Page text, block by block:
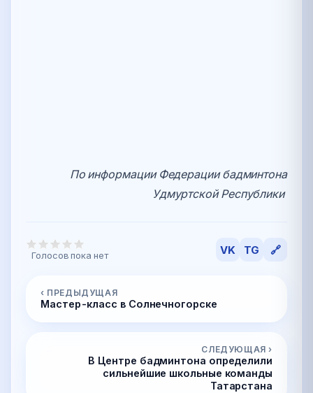
По информации Федерации бадминтона
Удмуртской Республики
Голосов пока нет VK TG 🔗
‹ ПРЕДЫДУЩАЯ
Мастер-класс в Солнечногорске
СЛЕДУЮЩАЯ ›
В Центре бадминтона определили
сильнейшие школьные команды
Татарстана